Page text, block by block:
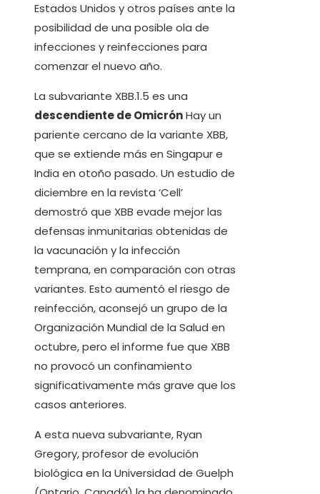
Estados Unidos y otros países ante la
posibilidad de una posible ola de
infecciones y reinfecciones para
comenzar el nuevo año.
La subvariante XBB.1.5 es una
descendiente de OmicrónHay un
pariente cercano de la variante XBB,
que se extiende más en Singapur e
India en otoño pasado. Un estudio de
diciembre en la revista ‘Cell’
demostró que XBB evade mejor las
defensas inmunitarias obtenidas de
la vacunación y la infección
temprana, en comparación con otras
variantes. Esto aumentó el riesgo de
reinfección, aconsejó un grupo de la
Organización Mundial de la Salud en
octubre, pero el informe fue que XBB
no provocó un confinamiento
significativamente más grave que los
casos anteriores.
A esta nueva subvariante, Ryan
Gregory, profesor de evolución
biológica en la Universidad de Guelph